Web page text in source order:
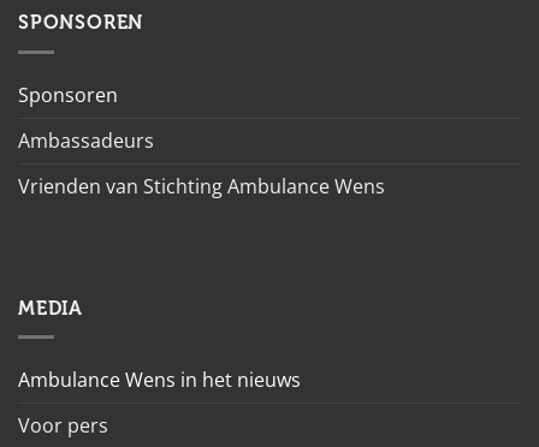
SPONSOREN
Sponsoren
Ambassadeurs
Vrienden van Stichting Ambulance Wens
MEDIA
Ambulance Wens in het nieuws
Voor pers